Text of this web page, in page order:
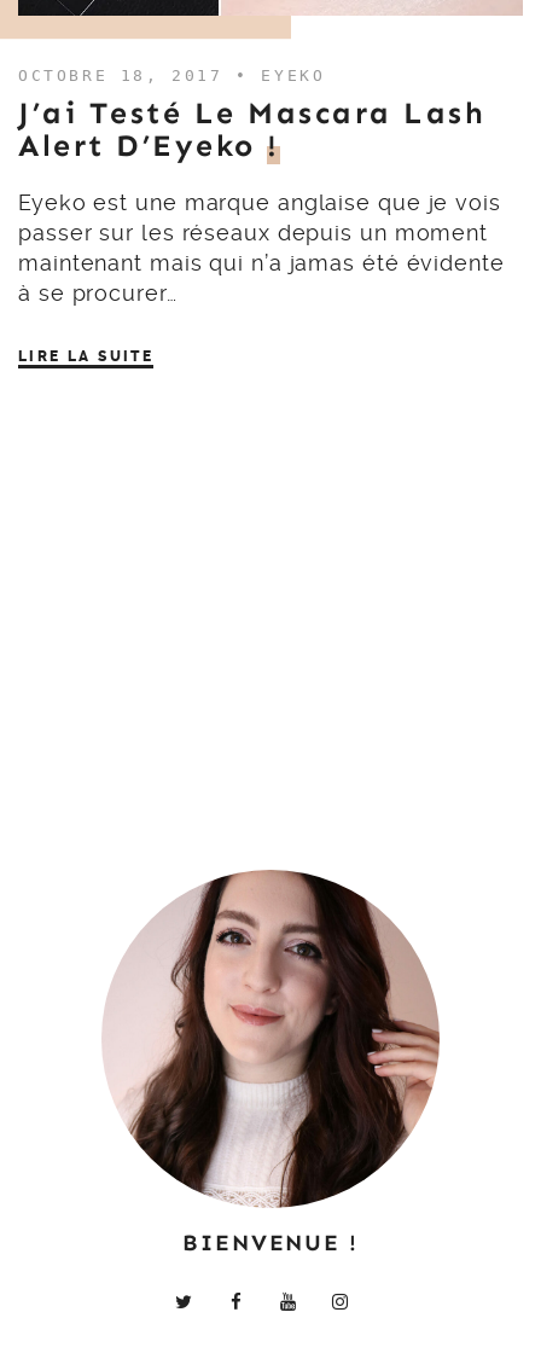
OCTOBRE 18, 2017 • EYEKO
J’ai Testé Le Mascara Lash
Alert D’Eyeko !
Eyeko est une marque anglaise que je vois
passer sur les réseaux depuis un moment
maintenant mais qui n’a jamas été évidente
à se procurer…
LIRE LA SUITE
BIENVENUE !